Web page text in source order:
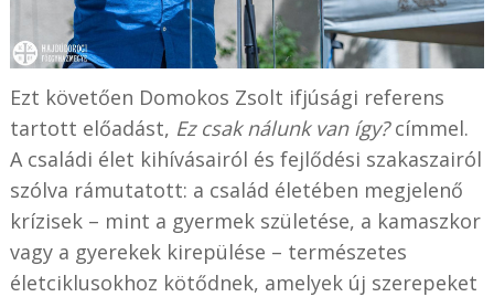
Ezt követően Domokos Zsolt ifjúsági referens
tartott előadást, Ez csak nálunk van így?címmel.
A családi élet kihívásairól és fejlődési szakaszairól
szólva rámutatott: a család életében megjelenő
krízisek – mint a gyermek születése, a kamaszkor
vagy a gyerekek kirepülése – természetes
életciklusokhoz kötődnek, amelyek új szerepeket